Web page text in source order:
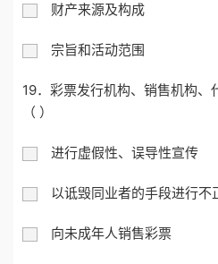
财产来源及构成
宗旨和活动范围
19．彩票发行机构、销售机构
（ ）
进行虚假性、误导性宣传
以诋毁同业者的手段进行不
向未成年人销售彩票